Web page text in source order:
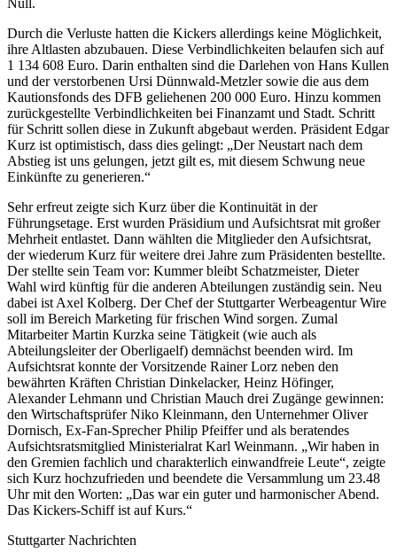
Durch die Verluste hatten die Kickers allerdings keine Möglichkeit,
ihre Altlasten abzubauen. Diese Verbindlichkeiten belaufen sich auf
1 134 608 Euro. Darin enthalten sind die Darlehen von Hans Kullen
und der verstorbenen Ursi Dünnwald-Metzler sowie die aus dem
Kautionsfonds des DFB geliehenen 200 000 Euro. Hinzu kommen
zurückgestellte Verbindlichkeiten bei Finanzamt und Stadt. Schritt
für Schritt sollen diese in Zukunft abgebaut werden. Präsident Edgar
Kurz ist optimistisch, dass dies gelingt: „Der Neustart nach dem
Abstieg ist uns gelungen, jetzt gilt es, mit diesem Schwung neue
Einkünfte zu generieren.“
Sehr erfreut zeigte sich Kurz über die Kontinuität in der
Führungsetage. Erst wurden Präsidium und Aufsichtsrat mit großer
Mehrheit entlastet. Dann wählten die Mitglieder den Aufsichtsrat,
der wiederum Kurz für weitere drei Jahre zum Präsidenten bestellte.
Der stellte sein Team vor: Kummer bleibt Schatzmeister, Dieter
Wahl wird künftig für die anderen Abteilungen zuständig sein. Neu
dabei ist Axel Kolberg. Der Chef der Stuttgarter Werbeagentur Wire
soll im Bereich Marketing für frischen Wind sorgen. Zumal
Mitarbeiter Martin Kurzka seine Tätigkeit (wie auch als
Abteilungsleiter der Oberligaelf) demnächst beenden wird. Im
Aufsichtsrat konnte der Vorsitzende Rainer Lorz neben den
bewährten Kräften Christian Dinkelacker, Heinz Höfinger,
Alexander Lehmann und Christian Mauch drei Zugänge gewinnen:
den Wirtschaftsprüfer Niko Kleinmann, den Unternehmer Oliver
Dornisch, Ex-Fan-Sprecher Philip Pfeiffer und als beratendes
Aufsichtsratsmitglied Ministerialrat Karl Weinmann. „Wir haben in
den Gremien fachlich und charakterlich einwandfreie Leute“, zeigte
sich Kurz hochzufrieden und beendete die Versammlung um 23.48
Uhr mit den Worten: „Das war ein guter und harmonischer Abend.
Das Kickers-Schiff ist auf Kurs.“
Stuttgarter Nachrichten